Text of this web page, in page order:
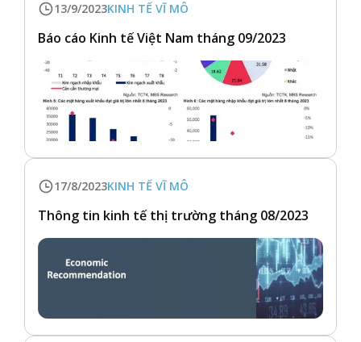
13/9/2023KINH TẾ VĨ MÔ
Báo cáo Kinh tế Việt Nam tháng 09/2023
17/8/2023KINH TẾ VĨ MÔ
Thông tin kinh tế thị trường tháng 08/2023